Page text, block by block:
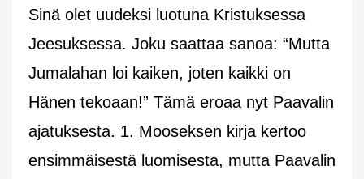
Sinä olet uudeksi luotuna Kristuksessa
Jeesuksessa. Joku saattaa sanoa: “Mutta
Jumalahan loi kaiken, joten kaikki on
Hänen tekoaan!” Tämä eroaa nyt Paavalin
ajatuksesta. 1. Mooseksen kirja kertoo
ensimmäisestä luomisesta, mutta Paavalin